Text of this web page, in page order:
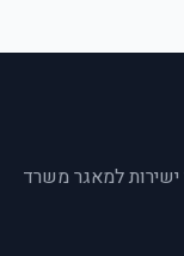
למאגר משרד